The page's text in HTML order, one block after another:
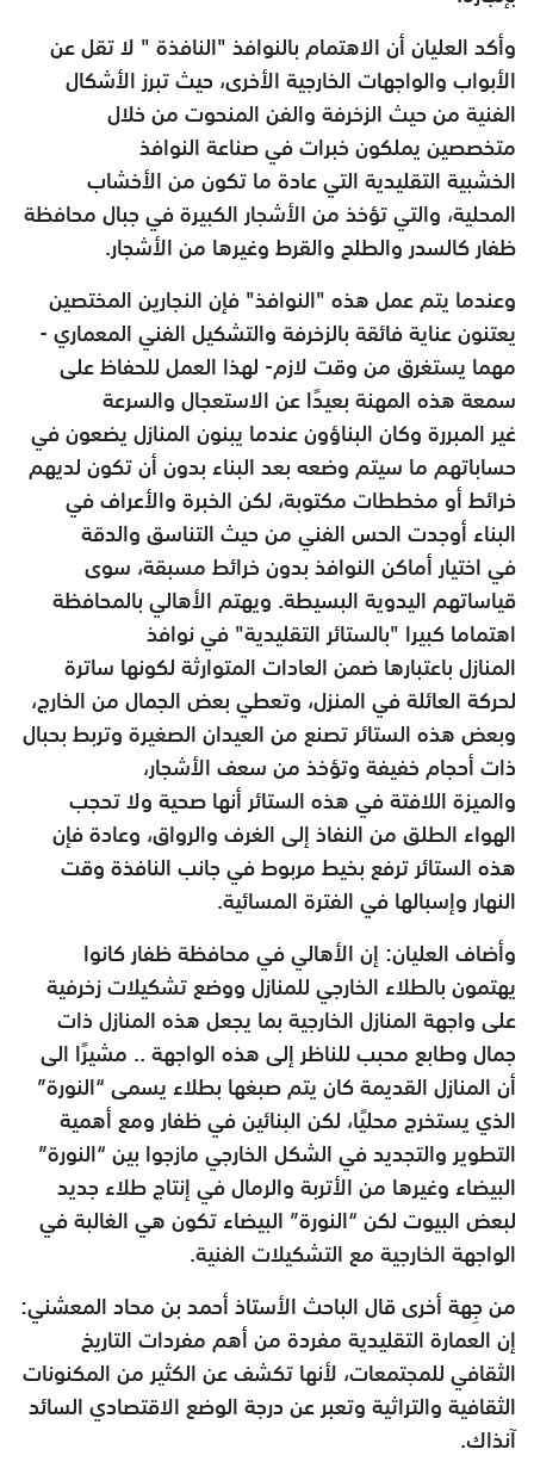
وأكد العليان أن الاهتمام بالنوافذ "النافذة " لا تقل عن
الأبواب والواجهاتالخارجية الأخرى، حيث تبرز الأشكال
الفنية من حيث الزخرفة والفنالمنحوت من خلال
متخصصين يملكون خبرات في صناعة النوافذ
الخشبيةالتقليدية التي عادة ما تكون من الأخشاب
المحلية، والتي تؤخذ من الأشجارالكبيرة في جبال محافظة
ظفار كالسدر والطلح والقرط وغيرها منالأشجار.
وعندما يتم عمل هذه "النوافذ" فإن النجارين المختصين
يعتنون عناية فائقةبالزخرفة والتشكيل الفني المعماري -
مهما يستغرق من وقت لازم- لهذا العمل للحفاظ على
سمعة هذه المهنة بعيدًا عن الاستعجال والسرعة
غيرالمبررة وكان البناؤون عندما يبنون المنازل يضعون في
حساباتهم ما سيتموضعه بعد البناء بدون أن تكون لديهم
خرائط أو مخططات مكتوبة، لكنالخبرة والأعراف في
البناء أوجدت الحس الفني من حيث التناسق والدقة
فياختيار أماكن النوافذ بدون خرائط مسبقة، سوى
قياساتهم اليدوية البسيطة. ويهتم الأهالي بالمحافظة
اهتماما كبيرا "بالستائر التقليدية" في نوافذ
المنازلباعتبارها ضمن العادات المتوارثة لكونها ساترة
لحركة العائلة في المنزل، وتعطي بعض الجمال من الخارج،
وبعض هذه الستائر تصنع من العيدانالصغيرة وتربط بحبال
ذات أحجام خفيفة وتؤخذ من سعف الأشجار،
والميزةاللافتة في هذه الستائر أنها صحية ولا تحجب
الهواء الطلق من النفاذ إلىالغرف والرواق، وعادة فإن
هذه الستائر ترفع بخيط مربوط في جانبالنافذة وقت
النهار وإسبالها في الفترة المسائية.
وأضاف العليان: إن الأهالي في محافظة ظفار كانوا
يهتمون بالطلاء الخارجي للمنازل ووضع تشكيلات زخرفية
على واجهة المنازل الخارجيةبما يجعل هذه المنازل ذات
جمال وطابع محبب للناظر إلى هذه الواجهة .. مشيرًا الى
أن المنازل القديمة كان يتم صبغها بطلاء يسمى “النورة”
الذييستخرج محليًا، لكن البنائين في ظفار ومع أهمية
التطوير والتجديد فيالشكل الخارجي مازجوا بين “النورة”
البيضاء وغيرها من الأتربة والرمالفي إنتاج طلاء جديد
لبعض البيوت لكن “النورة” البيضاء تكون هي الغالبةفي
الواجهة الخارجية مع التشكيلات الفنية.
من جِهة أخرى قال الباحث الأستاذ أحمد بن محاد المعشني:
إن العمارةالتقليدية مفردة من أهم مفردات التاريخ
الثقافي للمجتمعات، لأنها تكشف عنالكثير من المكنونات
الثقافية والتراثية وتعبر عن درجة الوضع الاقتصاديالسائد
آنذاك.